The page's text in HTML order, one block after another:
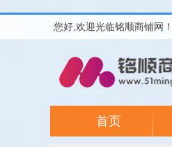
您好,欢迎光临铭顺商铺网
首页